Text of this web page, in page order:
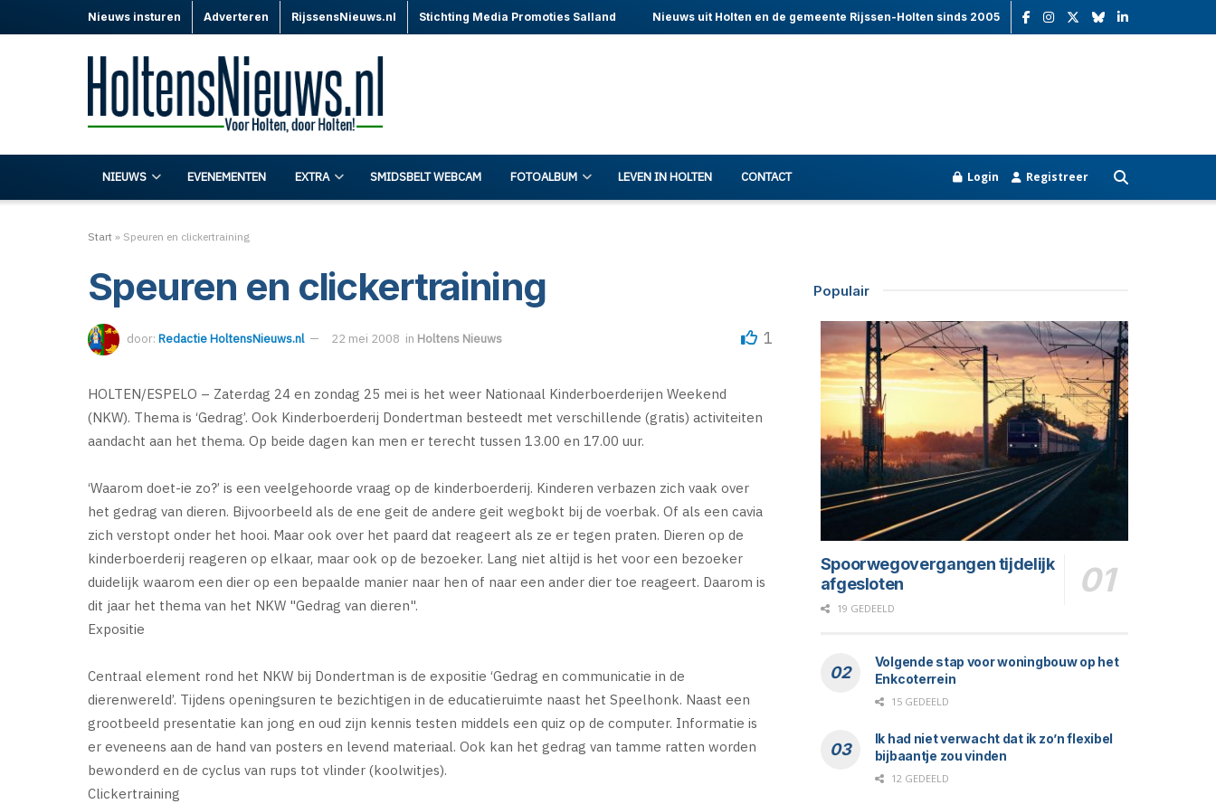
Nieuws insturen Adverteren RijssensNieuws.nl Stichting Media Promoties Salland Nieuws uit Holten en de gemeente Rijssen-Holten sinds 2005
NIEUWS EVENEMENTEN EXTRA SMIDSBELT WEBCAM FOTOALBUM LEVEN IN HOLTEN CONTACT Login Registreer
Start » Speuren en clickertraining
Speuren en clickertraining
door: Redactie HoltensNieuws.nl 22 mei 2008 in Holtens Nieuws 1
HOLTEN/ESPELO – Zaterdag 24 en zondag 25 mei is het weer Nationaal Kinderboerderijen Weekend
(NKW). Thema is ‘Gedrag’. Ook Kinderboerderij Dondertman besteedt met verschillende (gratis) activiteiten
aandacht aan het thema. Op beide dagen kan men er terecht tussen 13.00 en 17.00 uur.
‘Waarom doet-ie zo?’ is een veelgehoorde vraag op de kinderboerderij. Kinderen verbazen zich vaak over
het gedrag van dieren. Bijvoorbeeld als de ene geit de andere geit wegbokt bij de voerbak. Of als een cavia
zich verstopt onder het hooi. Maar ook over het paard dat reageert als ze er tegen praten. Dieren op de
kinderboerderij reageren op elkaar, maar ook op de bezoeker. Lang niet altijd is het voor een bezoeker
duidelijk waarom een dier op een bepaalde manier naar hen of naar een ander dier toe reageert. Daarom is
dit jaar het thema van het NKW "Gedrag van dieren".
Expositie
Centraal element rond het NKW bij Dondertman is de expositie ‘Gedrag en communicatie in de
dierenwereld’. Tijdens openingsuren te bezichtigen in de educatieruimte naast het Speelhonk. Naast een
grootbeeld presentatie kan jong en oud zijn kennis testen middels een quiz op de computer. Informatie is
er eveneens aan de hand van posters en levend materiaal. Ook kan het gedrag van tamme ratten worden
bewonderd en de cyclus van rups tot vlinder (koolwitjes).
Clickertraining
Populair
Spoorwegovergangen tijdelijk
afgesloten
19 GEDEELD
Volgende stap voor woningbouw op het
Enkcoterrein
15 GEDEELD
Ik had niet verwacht dat ik zo’n flexibel
bijbaantje zou vinden
12 GEDEELD